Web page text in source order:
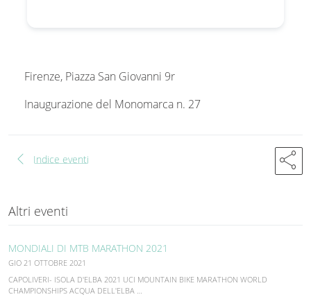
Firenze, Piazza San Giovanni 9r
Inaugurazione del Monomarca n. 27
chevron_left Indice eventi share
Altri eventi
MONDIALI DI MTB MARATHON 2021
GIO 21 OTTOBRE 2021
CAPOLIVERI- ISOLA D'ELBA 2021 UCI MOUNTAIN BIKE MARATHON WORLD
CHAMPIONSHIPS ACQUA DELL'ELBA …